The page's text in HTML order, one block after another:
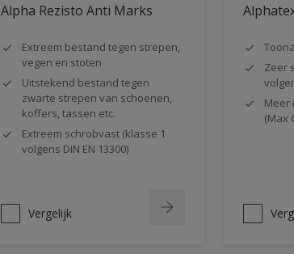
Alpha Rezisto Anti Marks
Extreem bestand tegen strepen,
vegen en stoten
Uitstekend bestand tegen
zwarte strepen van schoenen,
koffers, tassen etc.
Extreem schrobvast (klasse 1
volgens DIN EN 13300)
Vergelijk
Zeer
Meer
(Max